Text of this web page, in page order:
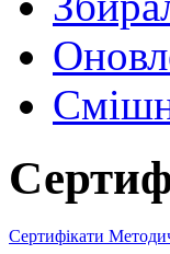
Сертифікати